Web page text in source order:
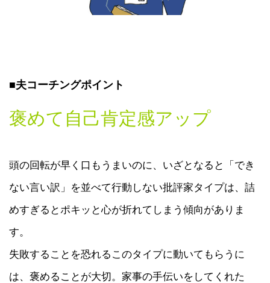
■夫コーチングポイント
褒めて自己肯定感アップ
頭の回転が早く口もうまいのに、いざとなると「でき
ない言い訳」を並べて行動しない批評家タイプは、詰
めすぎるとポキッと心が折れてしまう傾向がありま
す。
失敗することを恐れるこのタイプに動いてもらうに
は、褒めることが大切。家事の手伝いをしてくれた